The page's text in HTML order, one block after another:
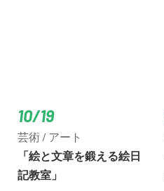
10/19
芸術 / アート
「絵と文章を鍛える絵日
記教室」